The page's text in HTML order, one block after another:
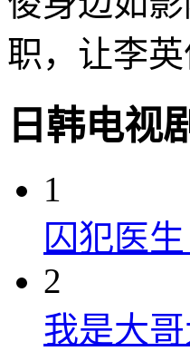
职，让李
日韩电视
1
囚犯医
2
我是大